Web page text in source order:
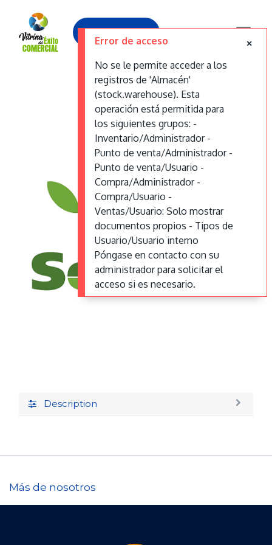
Contáctanos
SemiYa
Description
Más de nosotros
Error de acceso
No se le permite acceder a los
registros de 'Almacén'
(stock.warehouse). Esta
operación está permitida para
los siguientes grupos: -
Inventario/Administrador -
Punto de venta/Administrador -
Punto de venta/Usuario -
Compra/Administrador -
Compra/Usuario -
Ventas/Usuario: Solo mostrar
documentos propios - Tipos de
Usuario/Usuario interno
Póngase en contacto con su
administrador para solicitar el
acceso si es necesario.